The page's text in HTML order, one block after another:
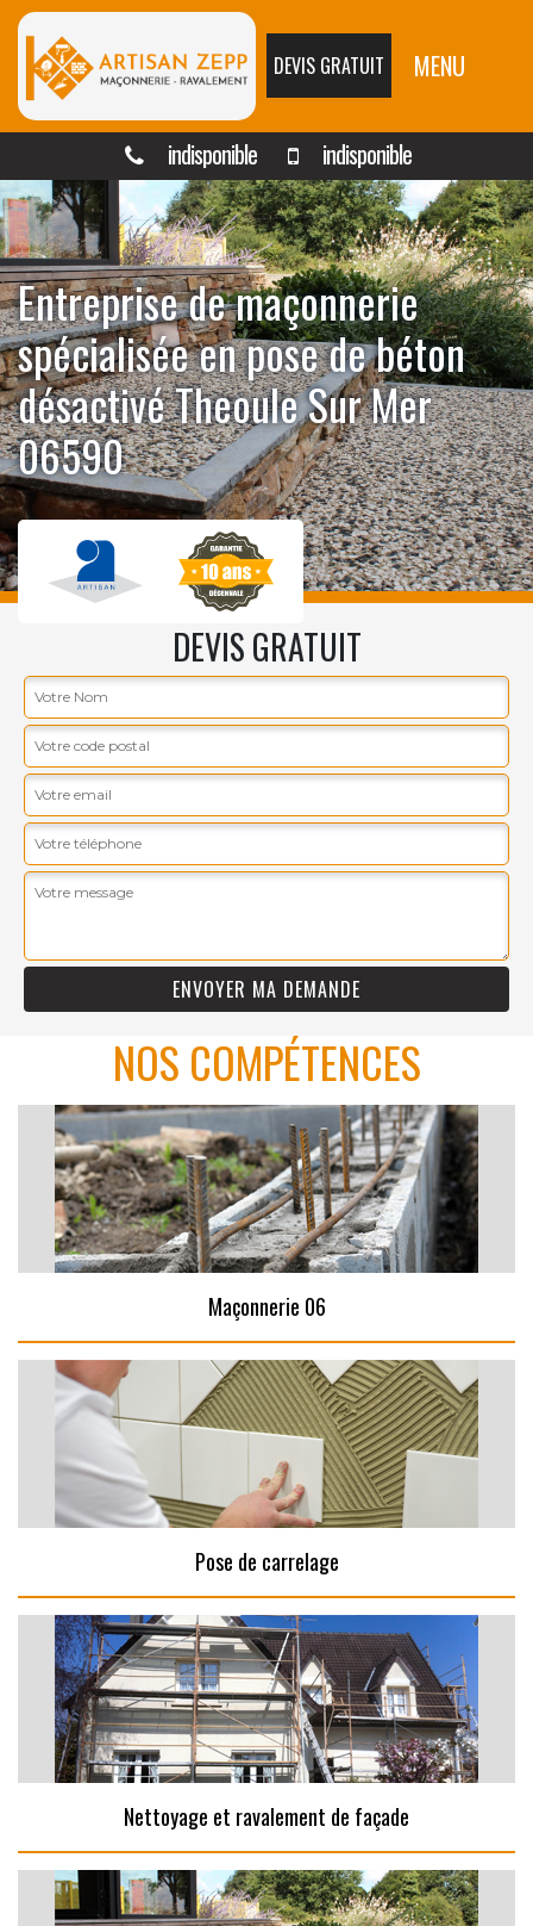
DEVIS GRATUIT MENU
indisponible indisponible
Entreprise de maçonnerie
spécialisée en pose de béton
désactivé Theoule Sur Mer
06590
DEVIS GRATUIT
NOS COMPÉTENCES
Maçonnerie 06
Pose de carrelage
Nettoyage et ravalement de façade